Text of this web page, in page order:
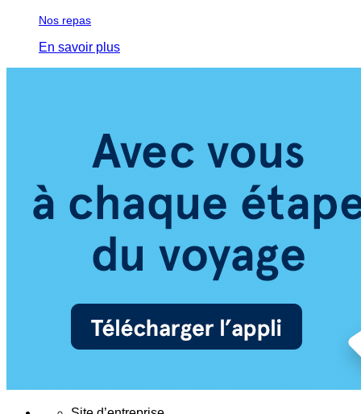
Nos repas
En savoir plus